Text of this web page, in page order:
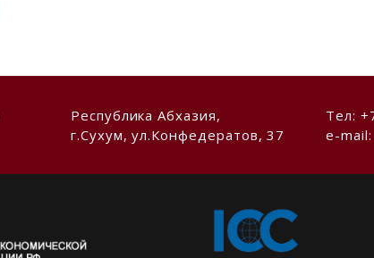
Республика Абхазия,
г.Сухум, ул.Конфедератов, 37
Тел:
e-mail: